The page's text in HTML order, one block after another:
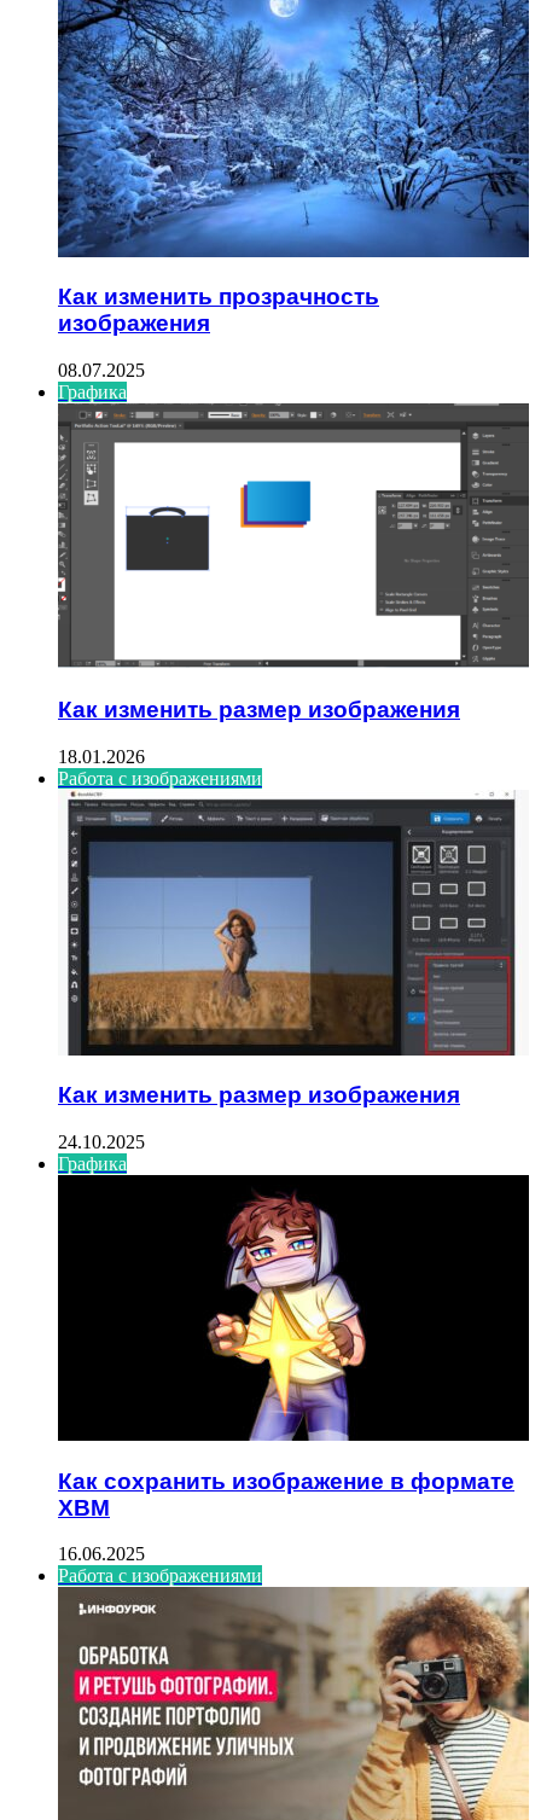
Как изменить прозрачность
изображения
08.07.2025
Графика
Как изменить размер изображения
18.01.2026
Работа с изображениями
Как изменить размер изображения
24.10.2025
Графика
Как сохранить изображение в формате
XBM
16.06.2025
Работа с изображениями